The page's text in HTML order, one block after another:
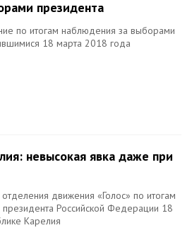
президента
по итогам наблюдения за выборами
18 марта 2018 года
невысокая явка даже при
движения «Голос» по итогам
Российской Федерации 18
Карелия